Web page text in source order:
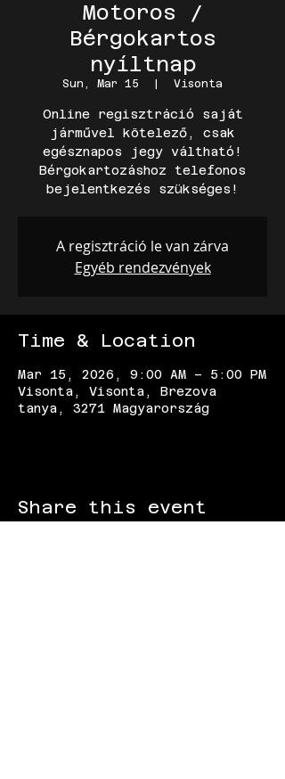
Motoros /
Bérgokartos
nyíltnap
Sun, Mar 15 Visonta
Online regisztráció saját
járművel kötelező, csak
egésznapos jegy váltható!
Bérgokartozáshoz telefonos
A regisztráció le van zárva
Egyéb rendezvények
Time & Location
Mar 15, 2026, 9:00 AM – 5:00 PM
Visonta, Visonta, Brezova
tanya, 3271 Magyarország
Share this event